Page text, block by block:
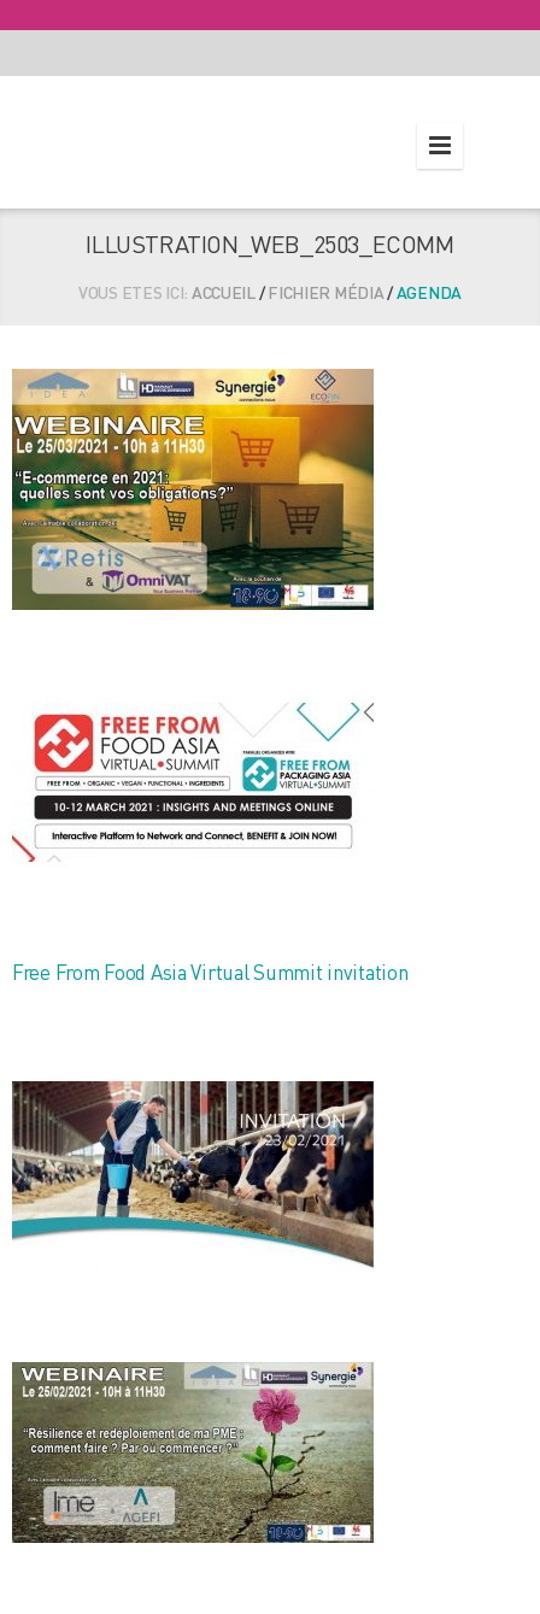
ILLUSTRATION_WEB_2503_ECOMM
VOUS ETES ICI: ACCUEIL/FICHIER MÉDIA/AGENDA
Free From Food Asia Virtual Summit invitation